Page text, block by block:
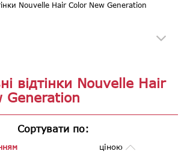
Nouvelle Hair Color New Generation
відтінки Nouvelle Hair
Generation
Сортувати по:
ціною